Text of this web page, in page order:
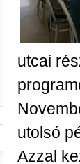
utcai
utolsó
Azzal